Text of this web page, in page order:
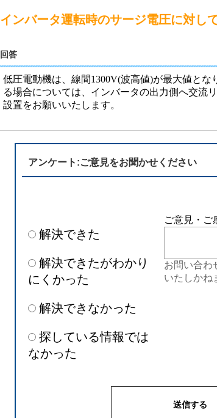
情報システム 保守
半導体 発電
インバータ運転時のサージ電圧に対し
回答
低圧電動機は、線間1300V(波高値)が最大値と
る場合については、インバータの出力側へ交流
設置をお願いいたします。
アンケート:ご意見をお聞かせください
解決できた
解決できたがわかり
にくかった
解決できなかった
探している情報では
なかった
ご意見・ご
お問い合わ
いたしかね